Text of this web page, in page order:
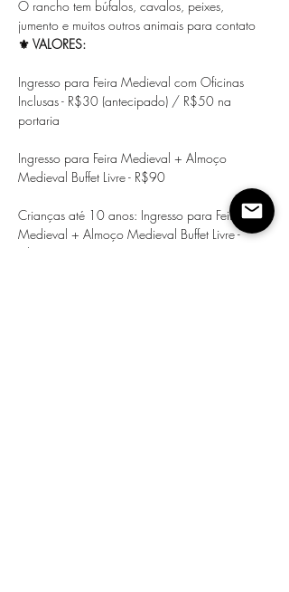
O rancho tem búfalos, cavalos, peixes,
⚜ VALORES:
Ingresso para Feira Medieval com Oficinas
Inclusas - R$30 (antecipado) / R$50 na
portaria
Ingresso para Feira Medieval + Almoço
Medieval Buffet Livre - R$90
Crianças até 10 anos: Ingresso para Feira
Medieval + Almoço Medieval Buffet Livre -
R$30